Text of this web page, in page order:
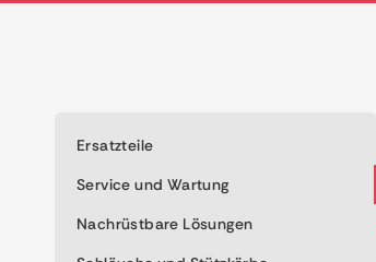
Ersatzteile
Service und Wartung
Nachrüstbare Lösungen